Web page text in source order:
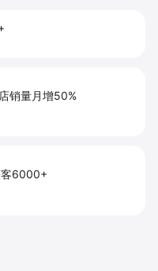
销量月增50%
6000+